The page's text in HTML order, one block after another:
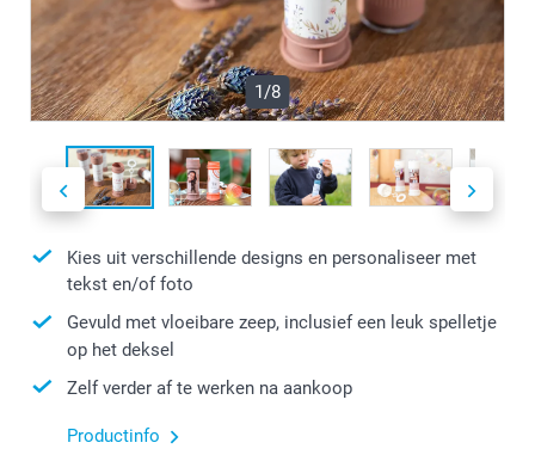
1/8
Kies uit verschillende designs en personaliseer met
tekst en/of foto
Gevuld met vloeibare zeep, inclusief een leuk spelletje
op het deksel
Zelf verder af te werken na aankoop
Productinfo